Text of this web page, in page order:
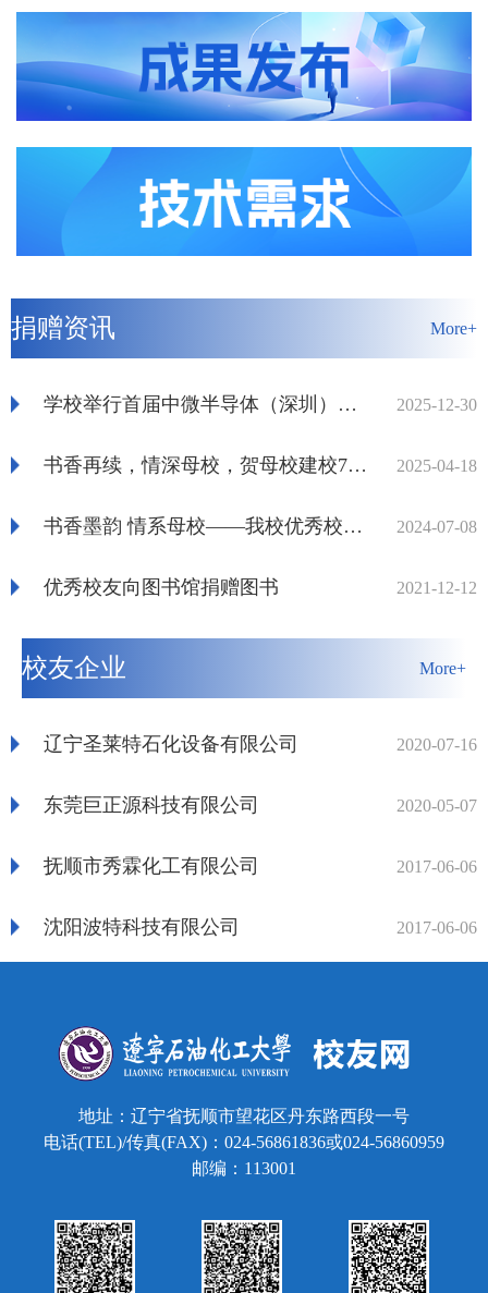
捐赠资讯 More+
2025-12-30
学校举行首届中微半导体（深圳）奖学金颁发仪式
2025-04-18
书香再续，情深母校，贺母校建校75周年——我校优秀校友张毅再度捐赠千册图书
2024-07-08
书香墨韵 情系母校——我校优秀校友张毅为母校捐赠图书
2021-12-12
优秀校友向图书馆捐赠图书
校友企业 More+
2020-07-16
辽宁圣莱特石化设备有限公司
2020-05-07
东莞巨正源科技有限公司
2017-06-06
抚顺市秀霖化工有限公司
2017-06-06
沈阳波特科技有限公司
地址：辽宁省抚顺市望花区丹东路西段一号
电话(TEL)/传真(FAX)：024-56861836或024-56860959
邮编：113001